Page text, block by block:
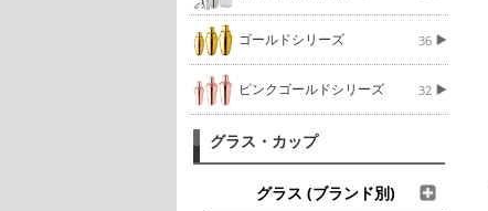
ゴールドシリーズ 36
ピンクゴールドシリーズ 32
グラス・カップ
グラス (ブランド別)